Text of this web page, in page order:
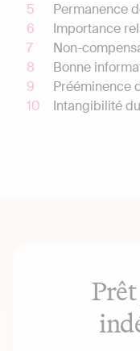
Permanence
Importance
Non-
Bonne
Prééminence
Intangibilité